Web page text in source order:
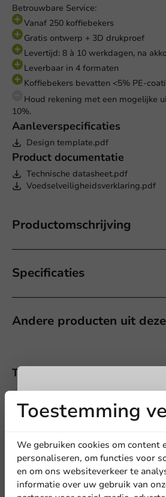
Betrouwbare Service:
Vanaf 250 koffiebekers
Gratis ontwerp + 3D drukproef
Levertijd: 8 à 10 werkdagen, na
Leverbaar in 4 formaten
Koffiebekers bevatten <5% PE-
Houd rekening met een mogelijke
10%.
Aanleverspecificaties
Design template.pdf
Product documentatie
Technische datasheet.pdf
Voedselveiligheidsverklaring.pdf
Productomschrijving
Specificaties
Andere producten uit
Locatie
Toepassing
Warme dranken
Toestemming
We gebruiken cookies om content
personaliseren, om functies voor
en om ons websiteverkeer te
informatie over uw gebruik van
Meld je aan